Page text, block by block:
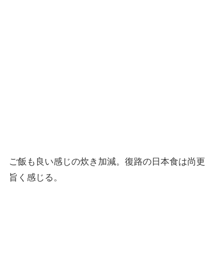
ご飯も良い感じの炊き加減。復路の日本食は尚更
旨く感じる。